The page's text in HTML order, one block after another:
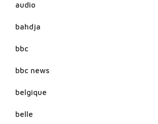
audio
bahdja
bbc
bbc news
belgique
belle